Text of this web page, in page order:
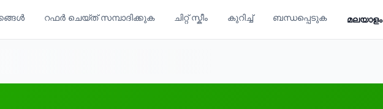
റഫർ ചെയ്ത് സമ്പാദിക്കുക ചിറ്റ് സ്കീം കുറിച്ച് ബന്ധപ്പെടുക മലയാളം